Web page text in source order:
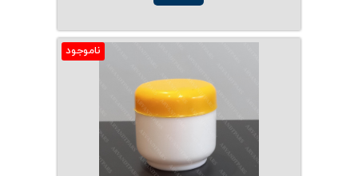
ناموجود